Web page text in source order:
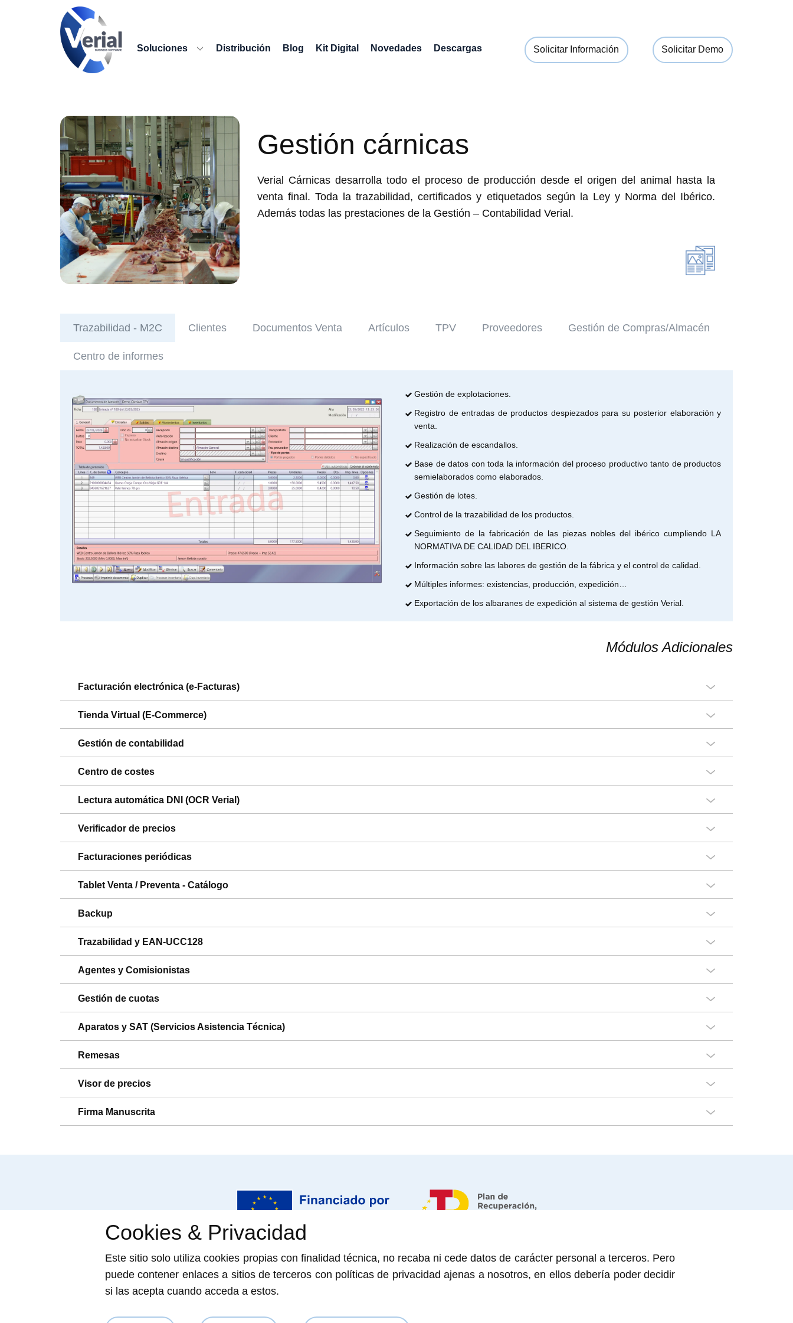
Soluciones Distribución Blog Kit Digital Novedades Descargas Solicitar Demo
Solicitar Información
Gestión cárnicas
Verial Cárnicas desarrolla todo el proceso de producción desde el origen del animal hasta la
venta final. Toda la trazabilidad, certificados y etiquetados según la Ley y Norma del Ibérico.
Además todas las prestaciones de la Gestión – Contabilidad Verial.
Trazabilidad - M2C Clientes Documentos Venta Artículos TPV Proveedores Gestión de Compras/Almacén
Centro de informes
Gestión de explotaciones.
Registro de entradas de productos despiezados para su posterior elaboración y
venta.
Realización de escandallos.
Base de datos con toda la información del proceso productivo tanto de productos
semielaborados como elaborados.
Gestión de lotes.
Control de la trazabilidad de los productos.
Seguimiento de la fabricación de las piezas nobles del ibérico cumpliendo LA
NORMATIVA DE CALIDAD DEL IBERICO.
Información sobre las labores de gestión de la fábrica y el control de calidad.
Múltiples informes: existencias, producción, expedición…
Exportación de los albaranes de expedición al sistema de gestión Verial.
Módulos Adicionales
Facturación electrónica (e-Facturas)
Tienda Virtual (E-Commerce)
Gestión de contabilidad
Centro de costes
Lectura automática DNI (OCR Verial)
Verificador de precios
Facturaciones periódicas
Tablet Venta / Preventa - Catálogo
Backup
Trazabilidad y EAN-UCC128
Agentes y Comisionistas
Gestión de cuotas
Aparatos y SAT (Servicios Asistencia Técnica)
Remesas
Visor de precios
Firma Manuscrita
«Financiado por la Unión Europea - NextGenerationEU. Sin embargo, los puntos de vista y las opiniones expresadas son únicamente los del autor o
autores y no reflejan necesariamente los de la Unión Europea o la Comisión Europea. Ni la Unión Europea ni la Comisión Europea pueden ser
consideradas responsables de las mismas»
Cookies & Privacidad
Este sitio solo utiliza cookies propias con finalidad técnica, no recaba ni cede datos de carácter personal a terceros. Pero
puede contener enlaces a sitios de terceros con políticas de privacidad ajenas a nosotros, en ellos debería poder decidir
si las acepta cuando acceda a estos.